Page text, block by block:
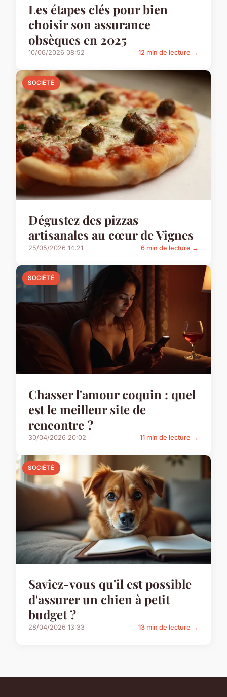
Les étapes clés pour bien
choisir son assurance
obsèques en 2025
10/06/2026 08:52 12 min de lecture →
SOCIÉTÉ
Dégustez des pizzas
artisanales au cœur de Vignes
25/05/2026 14:21 6 min de lecture →
SOCIÉTÉ
Chasser l'amour coquin : quel
est le meilleur site de
rencontre ?
30/04/2026 20:02 11 min de lecture →
SOCIÉTÉ
Saviez-vous qu'il est possible
d'assurer un chien à petit
budget ?
28/04/2026 13:33 13 min de lecture →